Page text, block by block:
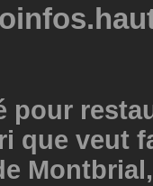
pour
que veut
Montbrial